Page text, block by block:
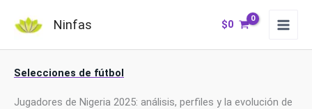
Ninfas $0
Selecciones de fútbol
Jugadores de Nigeria 2025: análisis, perfiles y la evolución de